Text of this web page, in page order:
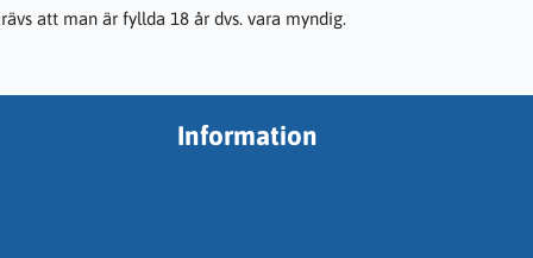
att man är fyllda 18 år dvs. vara myndig.
Information